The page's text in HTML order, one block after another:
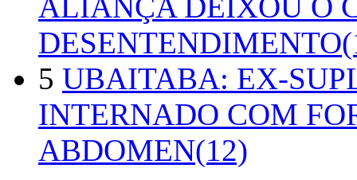
5 UBAITABA: EX-
INTERNADO COM
ABDOMEN(12)